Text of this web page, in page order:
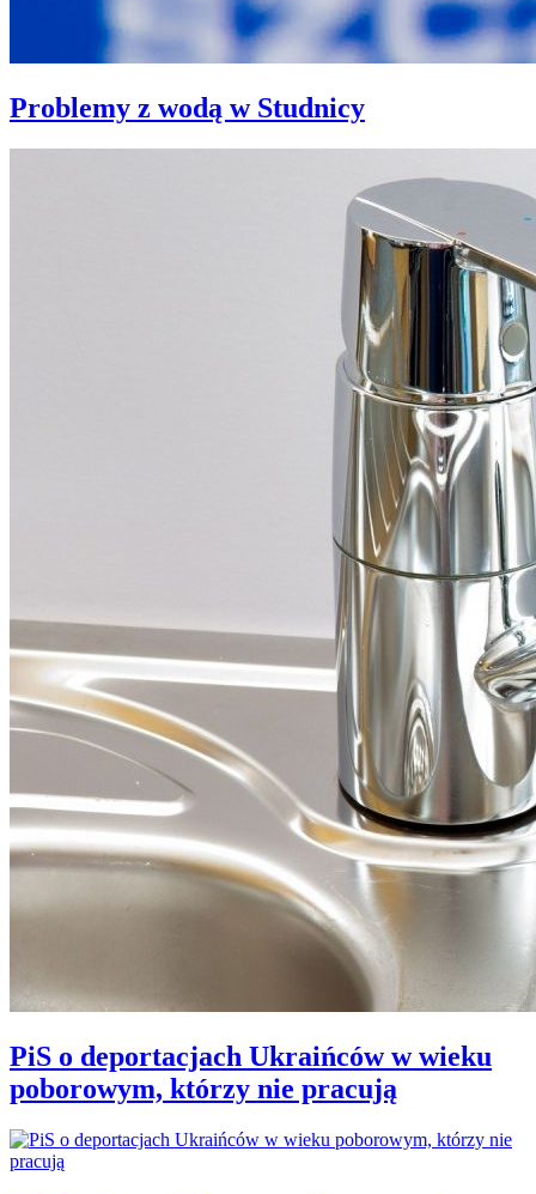
Problemy z wodą w Studnicy
PiS o deportacjach Ukraińców w wieku
poborowym, którzy nie pracują